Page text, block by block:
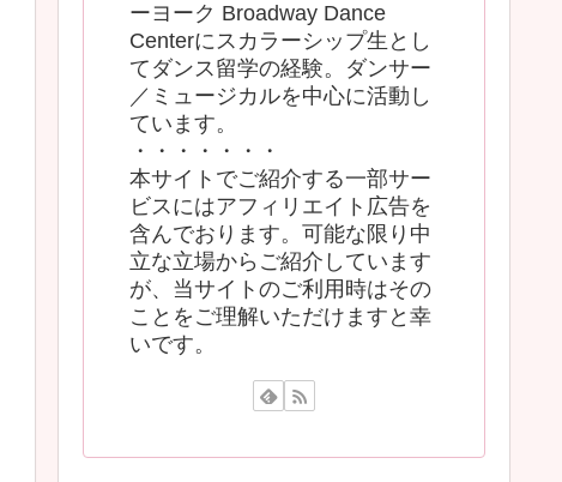
ーヨーク Broadway Dance
Centerにスカラーシップ生とし
てダンス留学の経験。ダンサー
／ミュージカルを中心に活動し
ています。
・・・・・・・
本サイトでご紹介する一部サー
ビスにはアフィリエイト広告を
含んでおります。可能な限り中
立な立場からご紹介しています
が、当サイトのご利用時はその
ことをご理解いただけますと幸
いです。